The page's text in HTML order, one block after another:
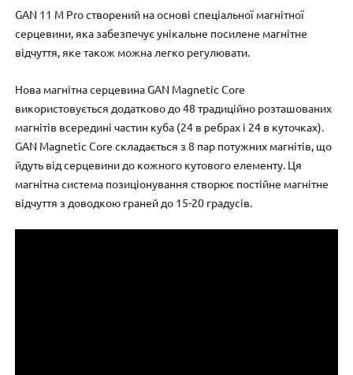
GAN 11 M Pro створений на основі спеціальної магнітної
серцевини, яка забезпечує унікальне посилене магнітне
відчуття, яке також можна легко регулювати.
Нова магнітна серцевина GAN Magnetic Core
використовується додатково до 48 традиційно розташованих
магнітів всередині частин куба (24 в ребрах і 24 в куточках).
GAN Magnetic Core складається з 8 пар потужних магнітів, що
йдуть від серцевини до кожного кутового елементу. Ця
магнітна система позиціонування створює постійне магнітне
відчуття з доводкою граней до 15-20 градусів.